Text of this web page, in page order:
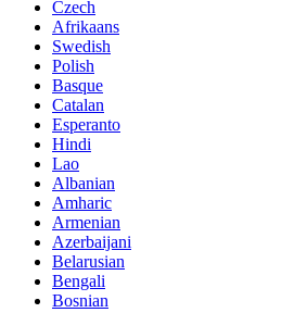
Czech
Afrikaans
Swedish
Polish
Basque
Catalan
Esperanto
Hindi
Lao
Albanian
Amharic
Armenian
Azerbaijani
Belarusian
Bengali
Bosnian